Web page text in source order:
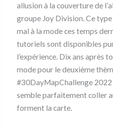
allusion à la couverture de
groupe Joy Division. Ce
mal à la mode ces temps
tutoriels sont disponibles
l’expérience. Dix ans après
mode pour le deuxième
#30DayMapChallenge 2022
semble parfaitement coller
forment la carte.